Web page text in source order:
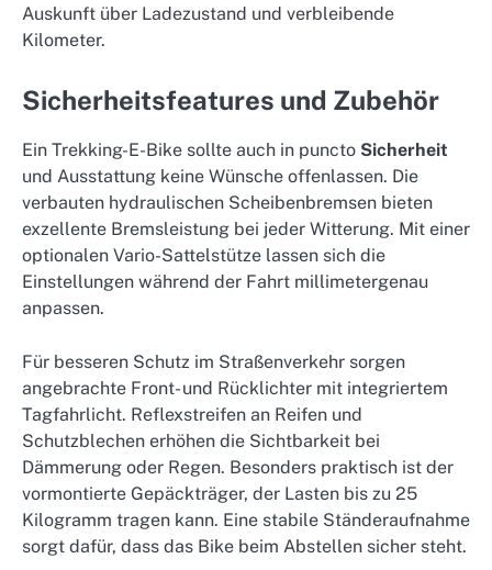
Auskunft über Ladezustand und verbleibende
Kilometer.
Sicherheitsfeatures und Zubehör
Ein Trekking-E-Bike sollte auch in puncto Sicherheit
und Ausstattung keine Wünsche offenlassen. Die
verbauten hydraulischen Scheibenbremsen bieten
exzellente Bremsleistung bei jeder Witterung. Mit einer
optionalen Vario-Sattelstütze lassen sich die
Einstellungen während der Fahrt millimetergenau
anpassen.
Für besseren Schutz im Straßenverkehr sorgen
angebrachte Front- und Rücklichter mit integriertem
Tagfahrlicht. Reflexstreifen an Reifen und
Schutzblechen erhöhen die Sichtbarkeit bei
Dämmerung oder Regen. Besonders praktisch ist der
vormontierte Gepäckträger, der Lasten bis zu 25
Kilogramm tragen kann. Eine stabile Ständeraufnahme
sorgt dafür, dass das Bike beim Abstellen sicher steht.